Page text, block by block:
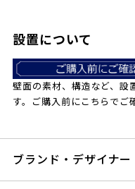
設置について
壁面の素材、構造など、設
す。ご購入前にこちらでご
ブランド・デザイナー